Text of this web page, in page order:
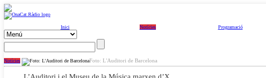
Inici Notícies Programació
Notícies Foto: L'Auditori de Barcelona